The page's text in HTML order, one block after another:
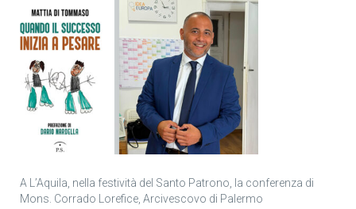
A L’Aquila, nella festività del Santo Patrono, la conferenza di
Mons. Corrado Lorefice, Arcivescovo di Palermo